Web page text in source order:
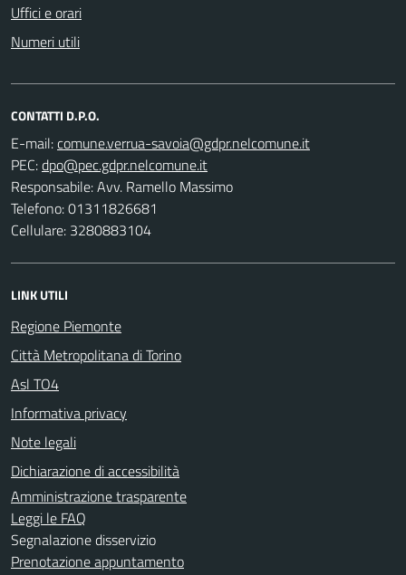
Uffici e orari
Numeri utili
CONTATTI D.P.O.
E-mail:
PEC:
Responsabile: Avv. Ramello Massimo
Telefono: 01311826681
Cellulare: 3280883104
LINK UTILI
Regione Piemonte
Città Metropolitana di Torino
Asl TO4
Informativa privacy
Note legali
Dichiarazione di accessibilità
Amministrazione trasparente
Leggi le FAQ
Segnalazione disservizio
Prenotazione appuntamento